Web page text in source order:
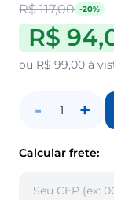
R$ 117,00 -20%
R$
ou R$ 99,00 à
- 1 +
Calcular frete: